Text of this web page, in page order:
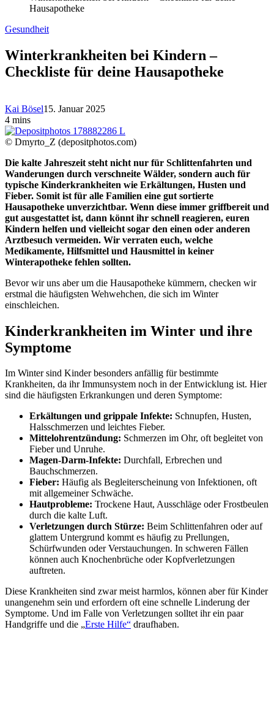
Hausapotheke
Gesundheit
Winterkrankheiten bei Kindern –
Checkliste für deine Hausapotheke
Kai Bösel15. Januar 2025
4 mins
© Dmyrto_Z (depositphotos.com)
Die kalte Jahreszeit steht nicht nur für Schlittenfahrten und
Wanderungen durch verschneite Wälder, sondern auch für
typische Kinderkrankheiten wie Erkältungen, Husten und
Fieber. Somit ist für alle Familien eine gut sortierte
Hausapotheke unverzichtbar. Wenn diese immer griffbereit und
gut ausgestattet ist, dann könnt ihr schnell reagieren, euren
Kindern helfen und vielleicht sogar den einen oder anderen
Arztbesuch vermeiden. Wir verraten euch, welche
Medikamente, Hilfsmittel und Hausmittel in keiner
Winterapotheke fehlen sollten.
Bevor wir uns aber um die Hausapotheke kümmern, checken wir
erstmal die häufigsten Wehwehchen, die sich im Winter
einschleichen.
Kinderkrankheiten im Winter und ihre
Symptome
Im Winter sind Kinder besonders anfällig für bestimmte
Krankheiten, da ihr Immunsystem noch in der Entwicklung ist. Hier
sind die häufigsten Erkrankungen und deren Symptome:
Erkältungen und grippale Infekte: Schnupfen, Husten,
Halsschmerzen und leichtes Fieber.
Mittelohrentzündung: Schmerzen im Ohr, oft begleitet von
Fieber und Unruhe.
Magen-Darm-Infekte: Durchfall, Erbrechen und
Bauchschmerzen.
Fieber: Häufig als Begleiterscheinung von Infektionen, oft
mit allgemeiner Schwäche.
Hautprobleme: Trockene Haut, Ausschläge oder Frostbeulen
durch die kalte Luft.
Verletzungen durch Stürze: Beim Schlittenfahren oder auf
glattem Untergrund kommt es häufig zu Prellungen,
Schürfwunden oder Verstauchungen. In schweren Fällen
können auch Knochenbrüche oder Kopfverletzungen
auftreten.
Diese Krankheiten sind zwar meist harmlos, können aber für Kinder
unangenehm sein und erfordern oft eine schnelle Linderung der
Symptome. Und im Falle von Verletzungen solltet ihr ein paar
Handgriffe und die „Erste Hilfe“ draufhaben.